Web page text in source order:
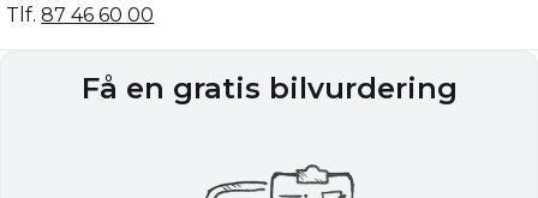
Tlf.87 46 60 00
Få en gratis bilvurdering